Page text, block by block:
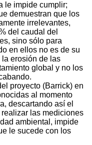
le impide cumplir;
demuestran que los
irrelevantes,
del caudal del
sino sólo para
en ellos no es de su
erosión de las
global y no los
proyecto (Barrick) en
al momento
descartando así el
las mediciones
ambiental, impide
le sucede con los